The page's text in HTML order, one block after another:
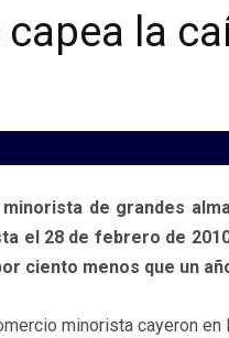
capea la
de grandes
el 28 de febrero de
ciento menos que un
minorista cayeron en